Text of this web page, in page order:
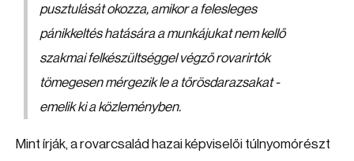
pusztulását okozza, amikor a felesleges
pánikkeltés hatására a munkájukat nem kellő
szakmai felkészültséggel végző rovarirtók
tömegesen mérgezik le a tőrösdarazsakat -
emelik ki a közleményben.
Mint írják, a rovarcsalád hazai képviselői túlnyomórészt